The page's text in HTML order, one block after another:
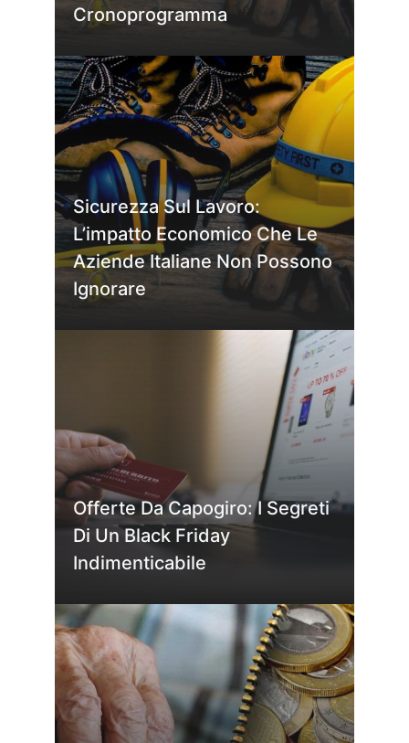
Cronoprogramma
Sicurezza Sul Lavoro:
L’impatto Economico Che Le
Aziende Italiane Non Possono
Ignorare
Offerte Da Capogiro: I Segreti
Di Un Black Friday
Indimenticabile